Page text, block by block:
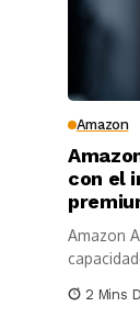
Amazon
con el
Amazon
2 Mins